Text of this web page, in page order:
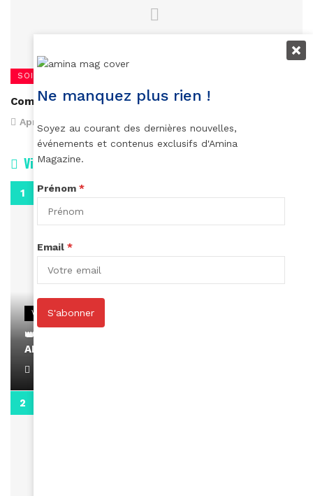
SOIN ET BIEN-ÊTRE
Comment lutter contre la transpiration excessive?
April 27, 2017
Vidéos
VIDEOS
👑 Remerciements à Ayden pour son message sur
AMINA, le Magazine de la Femme
Ne manquez plus rien !
Soyez au courant des dernières nouvelles,
événements et contenus exclusifs d'Amina
Magazine.
Prénom *
Email *
S'abonner